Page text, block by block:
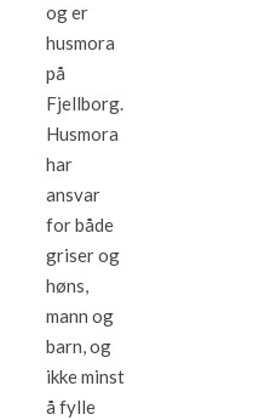
og er
husmora
på
Fjellborg.
Husmora
har
ansvar
for både
griser og
høns,
mann og
barn, og
ikke minst
å fylle